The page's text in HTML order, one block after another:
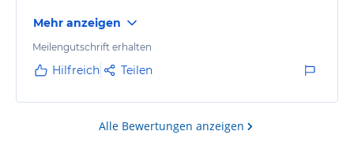
Mehr anzeigen
Meilengutschrift erhalten
Hilfreich Teilen
Alle Bewertungen anzeigen